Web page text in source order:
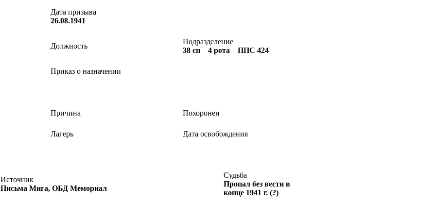
Дата призыва
26.08.1941
Должность
Подразделение
38 сп 4 рота ППС 424
Приказ о назначении
Причина Похоронен
Лагерь Дата освобождения
Источник
Письма Мига, ОБД Мемориал
Судьба
Пропал без вести в
конце 1941 г. (?)